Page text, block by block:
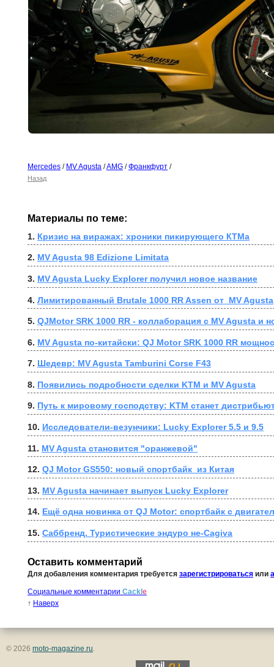
Mercedes / MV Agusta /AMG /Франкфурт /
Назад
Материалы по теме:
1. Кризис на виражах: хроники пикирующего КТМа
2. MV Agusta 98 Edizione Limitata
3. MV Agusta Lucky Explorer получил новое название
4. Лимитированный Brutale 1000 RR Assen от  MV Agusta
5. QJMotor SRK 1000 RR - коллаборация с MV Agusta и
6. MV Agusta по-китайски: QJ Motor SRK 1000 RR
7. Шедевр: MV Agusta Tamburini Corse F43
8. Появились подробности сделки KTM и MV Agusta
9. Путь к мировому господству: KTM станет
10. Исследователи-везунчики: Lucky Explorer 5.5 и 9.5
11. MV Agusta становится "оранжевой"
12. QJ Motor GS550: новый спортбайк  из Китая
13. MV Agusta начинает выпуск Lucky Explorer
14. Ещё одна новинка от QJ Motor: спортбайк с
15. Саббренд. Туристические эндуро не-Cagiva
Оставить комментарий
Для добавления комментария требуется зарегистрироваться или
Социальные комментарии Cackle
↑ Наверх
© 2026 moto-magazine.ru.